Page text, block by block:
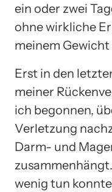
ein oder zwei
ohne wirkliche
meinem
Erst in den
meiner
ich begonnen,
Verletzung
Darm- und
wenig tun